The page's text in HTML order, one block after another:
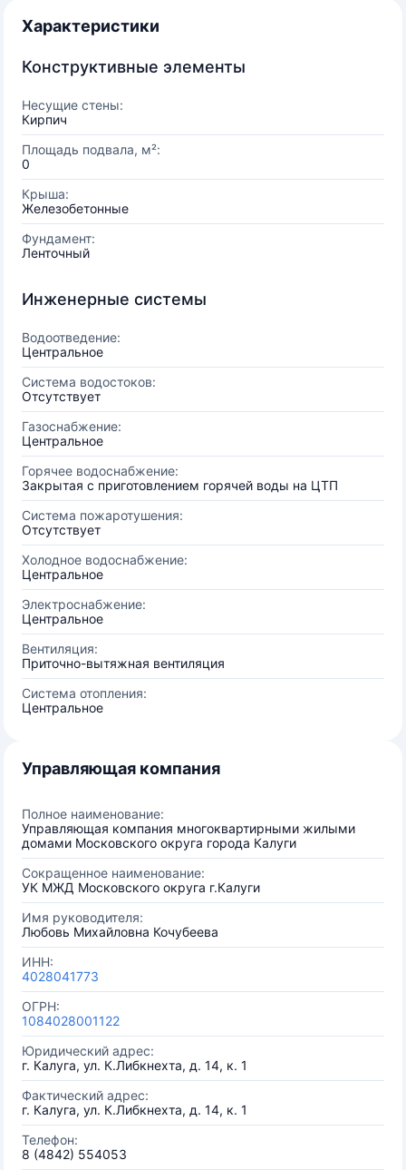
Характеристики
Конструктивные элементы
Несущие стены:
Кирпич
Площадь подвала, м²:
0
Крыша:
Железобетонные
Фундамент:
Ленточный
Инженерные системы
Водоотведение:
Центральное
Система водостоков:
Отсутствует
Газоснабжение:
Центральное
Горячее водоснабжение:
Закрытая с приготовлением горячей воды на ЦТП
Система пожаротушения:
Отсутствует
Холодное водоснабжение:
Центральное
Электроснабжение:
Центральное
Вентиляция:
Приточно-вытяжная вентиляция
Система отопления:
Центральное
Управляющая компания
Полное наименование:
Управляющая компания многоквартирными жилыми
домами Московского округа города Калуги
Сокращенное наименование:
УК МЖД Московского округа г.Калуги
Имя руководителя:
Любовь Михайловна Кочубеева
ИНН:
4028041773
ОГРН:
1084028001122
Юридический адрес:
г. Калуга, ул. К.Либкнехта, д. 14, к. 1
Фактический адрес:
г. Калуга, ул. К.Либкнехта, д. 14, к. 1
Телефон:
8 (4842) 554053